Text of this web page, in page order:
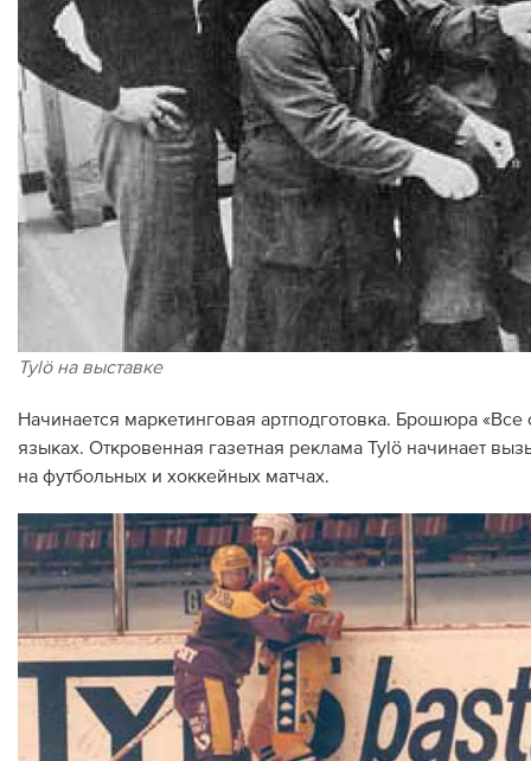
Tylö на выставке
Начинается маркетинговая артподготовка. Брошюра
языках. Откровенная газетная реклама Tylö начинает
на футбольных и хоккейных матчах.